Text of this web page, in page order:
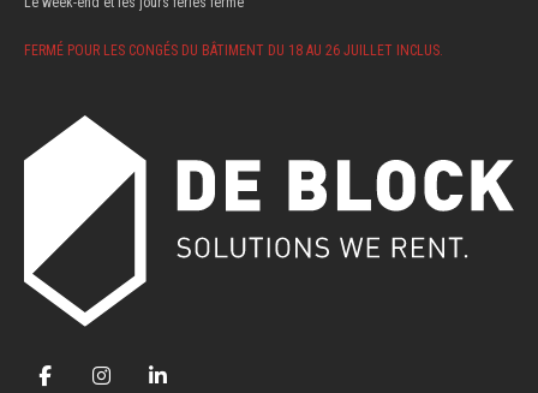
FERMÉ POUR LES CONGÉS DU BÂTIMENT DU 18 AU 26 JUILLET INCLUS.